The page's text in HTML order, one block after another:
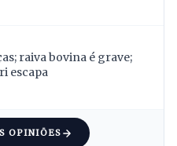
raiva bovina é grave;
escapa
OPINIÕES